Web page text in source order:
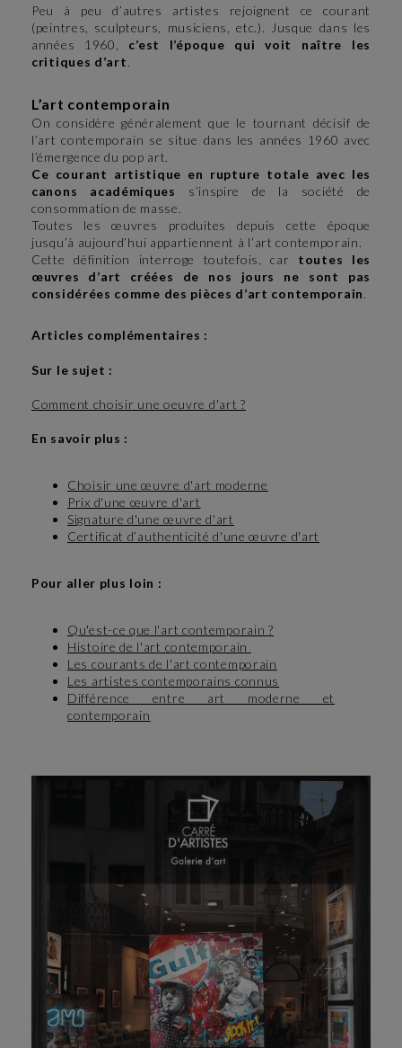
Peu à peu d’autres artistes rejoignent ce courant
(peintres, sculpteurs, musiciens, etc.). Jusque dans les
années 1960, c’est l’époque qui voit naître les
critiques d’art.
L’art contemporain
On considère généralement que le tournant décisif de
l’art contemporain se situe dans les années 1960 avec
l’émergence du pop art.
Ce courant artistique en rupture totale avec les
canons académiques
s’inspire de la société de
consommation de masse.
Toutes les œuvres produites depuis cette époque
jusqu’à aujourd’hui appartiennent à l’art contemporain.
Cette définition interroge toutefois, car toutes les
œuvres d’art créées de nos jours ne sont pas
considérées comme des pièces d’art contemporain.
Articles complémentaires :
Sur le sujet :
Comment choisir une oeuvre d'art ?
En savoir plus :
Choisir une œuvre d'art moderne
Prix d'une œuvre d'art
Signature d'une œuvre d'art
Certificat d’authenticité d'une œuvre d'art
Pour aller plus loin :
Qu'est-ce que l'art contemporain ?
Histoire de l'art contemporain
Les courants de l'art contemporain
Les artistes contemporains connus
Différence entre art moderne et
contemporain